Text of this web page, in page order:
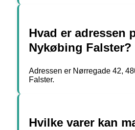
Hvad er adressen
Nykøbing Falster?
Adressen er Nørregade 42,
Falster.
Hvilke varer kan